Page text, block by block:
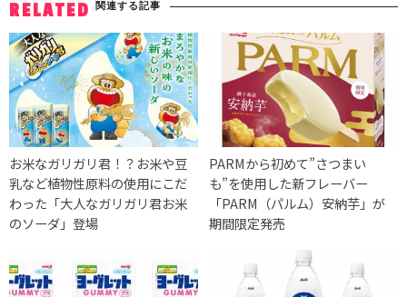
RELATED 関連する記事
お米なガリガリ君！？お米や豆
乳など植物性原料の使用にこだ
わった「大人なガリガリ君お米
のソーダ」登場
PARMから初めて”さつまい
も”を使用した新フレーバー
「PARM（パルム）安納芋」が
期間限定発売